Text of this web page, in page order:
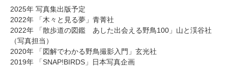
2025年 写真集出版予定
2022年 「木々と見る夢」青菁社
2022年 「散歩道の図鑑 あした出会える野鳥100」山と渓谷社
（写真担当）
2020年 「図解でわかる野鳥撮影入門」玄光社
2019年 「SNAP!BIRDS」日本写真企画